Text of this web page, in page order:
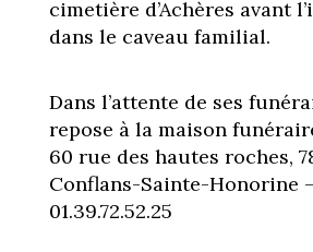
cimetière d’Achères avant
dans le caveau familial.
Dans l’attente de ses
repose à la maison
60 rue des hautes roches,
Conflans-Sainte-Honorine –
01.39.72.52.25